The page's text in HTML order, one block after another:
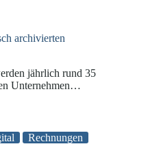
archivierten
jährlich rund 35
Unternehmen…
Rechnungen